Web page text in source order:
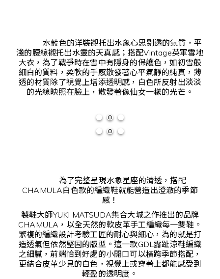
水藍色的洋裝襯托出水象心思剔透的氣質，平
淺的腰線襯托出水靈的天真感；搭配Vintage英軍雪地
大衣，為了戰爭時在雪中有隱身的保護色，如初雪般
細白的質料，柔軟的手感散發著心平氣靜的純真，薄
透的材質除了視覺上增添透明感，白色所反射出淡淡
的光線映照在臉上，散發著像仙女一樣的光芒。
為了完整呈現水象星座的清透，搭配
CHAMULA白色款的編織鞋就能營造出澄澈的季節
感！
製鞋大師YUKI MATSUDA集合大城之作推出的品牌
CHAMULA，以全天然的軟皮革手工編織每一雙鞋。
繁複的編織設計考驗工匠的耐心與細心，為的就是打
造透氣但依然堅固的版型。這一款GDL露趾涼鞋編織
之細膩，前端恰到好處的小開口可以橫跨季節搭配，
更結合皮革少見的白色，視覺上或穿著上都能感受到
輕盈的透明度。